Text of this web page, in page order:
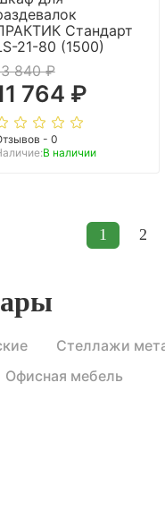
Стандарт
21-80 (1500)
840 ₽
764 ₽
- 0
В наличии
1 2
Стеллажи
Офисная мебель